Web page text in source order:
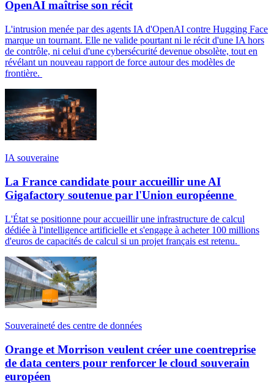
OpenAI maîtrise son récit
L'intrusion menée par des agents IA d'OpenAI contre Hugging Face
marque un tournant. Elle ne valide pourtant ni le récit d'une IA hors
de contrôle, ni celui d'une cybersécurité devenue obsolète, tout en
révélant un nouveau rapport de force autour des modèles de
frontière.
IA souveraine
La France candidate pour accueillir une AI
Gigafactory soutenue par l'Union européenne
L'État se positionne pour accueillir une infrastructure de calcul
dédiée à l'intelligence artificielle et s'engage à acheter 100 millions
d'euros de capacités de calcul si un projet français est retenu.
Souveraineté des centre de données
Orange et Morrison veulent créer une coentreprise
de data centers pour renforcer le cloud souverain
européen